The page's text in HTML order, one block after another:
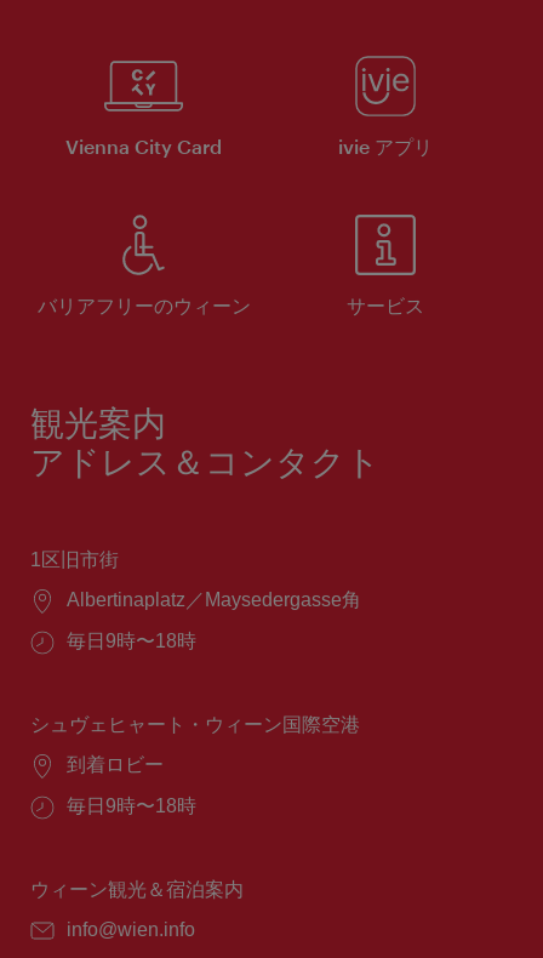
Vienna City Card ivie アプリ
バリアフリーのウィーン サービス
観光案内
アドレス＆コンタクト
1区旧市街
場
Albertinaplatz／Maysedergasse角
営
間：
毎日9時〜18時
シュヴェヒャート・ウィーン国際空港
場
到着ロビー
営
間：
毎日9時〜18時
ウィーン観光＆宿泊案内
E
info@wien.info